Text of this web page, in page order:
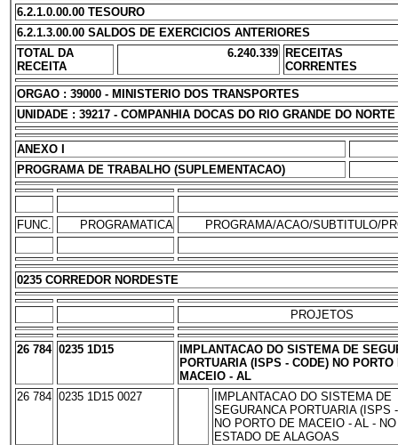
6.2.1.0.00.00 TESOURO
6.2.1.3.00.00 SALDOS DE EXERCICIOS ANTERIORES
TOTAL DA
RECEITA
6.240.339
RECEITAS
CORRENTES
ORGAO : 39000 - MINISTERIO DOS TRANSPORTES
UNIDADE : 39217 - COMPANHIA DOCAS DO RIO GRANDE DO NORTE
ANEXO I
PROGRAMA DE TRABALHO (SUPLEMENTACAO)
FUNC. PROGRAMATICA PROGRAMA/ACAO/SUBTITULO/
0235 CORREDOR NORDESTE
PROJETOS
26 784 0235 1D15
IMPLANTACAO DO SISTEMA DE
PORTUARIA (ISPS - CODE) NO PORTO
MACEIO - AL
26 784 0235 1D15 0027
IMPLANTACAO DO SISTEMA DE
SEGURANCA PORTUARIA (ISPS
NO PORTO DE MACEIO - AL - NO
ESTADO DE ALAGOAS